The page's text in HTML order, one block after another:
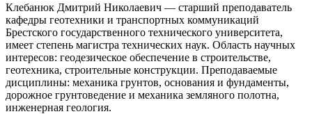
Клебанюк Дмитрий Николаевич — старший преподаватель
кафедры геотехники и транспортных коммуникаций
Брестского государственного технического университета,
имеет степень магистра технических наук. Область научных
интересов: геодезическое обеспечение в строительстве,
геотехника, строительные конструкции. Преподаваемые
дисциплины: механика грунтов, основания и фундаменты,
дорожное грунтоведение и механика земляного полотна,
инженерная геология.